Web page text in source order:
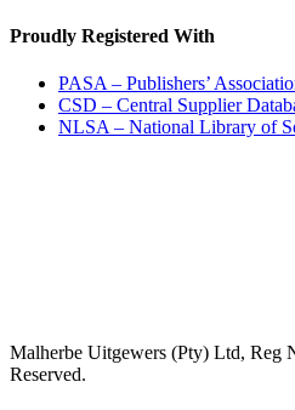
Proudly Registered With
PASA – Publishers’
CSD – Central Supplier
NLSA – National Library of
Malherbe Uitgewers (Pty) Ltd, Reg
Reserved.